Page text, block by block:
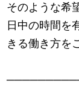
そのような希
日中の時間を
きる働き方を